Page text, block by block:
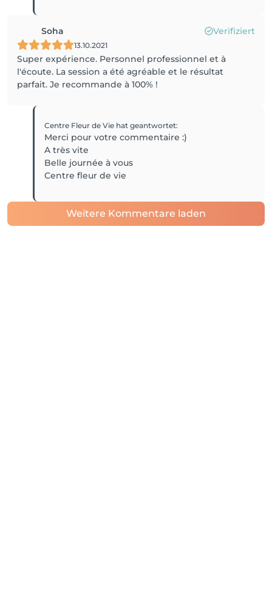
Soha Verifiziert
13.10.2021
Super expérience. Personnel professionnel et à
l'écoute. La session a été agréable et le résultat
parfait. Je recommande à 100% !
Centre Fleur de Vie hat geantwortet:
Merci pour votre commentaire :)
A très vite
Belle journée à vous
Centre fleur de vie
Weitere Kommentare laden